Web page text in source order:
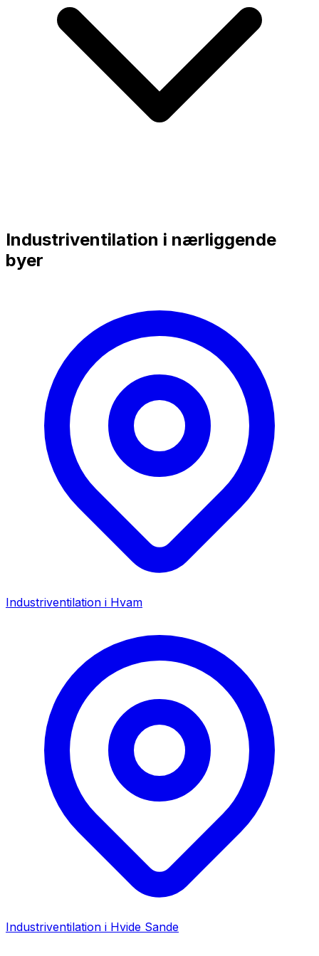
Industriventilation i nærliggende
byer
Industriventilation i Hvam
Industriventilation i Hvide Sande